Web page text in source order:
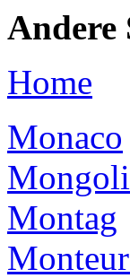
Andere
Home
Monaco
Montag